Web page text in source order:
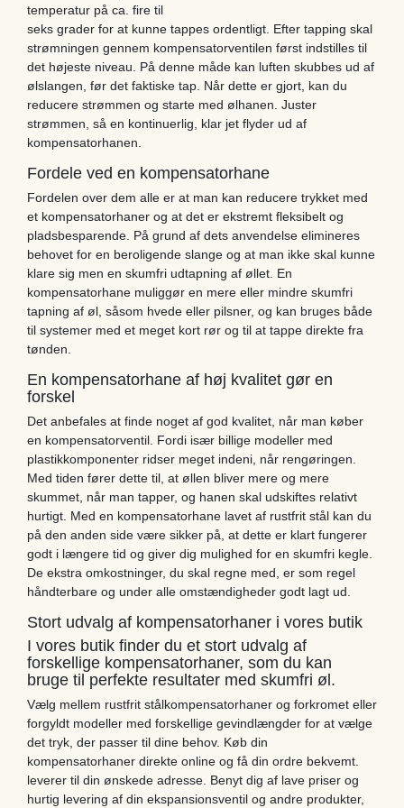
temperatur på ca. fire til
seks grader for at kunne tappes ordentligt. Efter tapping skal
strømningen gennem kompensatorventilen først indstilles til
det højeste niveau. På denne måde kan luften skubbes ud af
ølslangen, før det faktiske tap. Når dette er gjort, kan du
reducere strømmen og starte med ølhanen. Juster
strømmen, så en kontinuerlig, klar jet flyder ud af
kompensatorhanen.
Fordele ved en kompensatorhane
Fordelen over dem alle er at man kan reducere trykket med
et kompensatorhaner og at det er ekstremt fleksibelt og
pladsbesparende. På grund af dets anvendelse elimineres
behovet for en beroligende slange og at man ikke skal kunne
klare sig men en skumfri udtapning af øllet. En
kompensatorhane muliggør en mere eller mindre skumfri
tapning af øl, såsom hvede eller pilsner, og kan bruges både
til systemer med et meget kort rør og til at tappe direkte fra
tønden.
En kompensatorhane af høj kvalitet gør en
forskel
Det anbefales at finde noget af god kvalitet, når man køber
en kompensatorventil. Fordi især billige modeller med
plastikkomponenter ridser meget indeni, når rengøringen.
Med tiden fører dette til, at øllen bliver mere og mere
skummet, når man tapper, og hanen skal udskiftes relativt
hurtigt. Med en kompensatorhane lavet af rustfrit stål kan du
på den anden side være sikker på, at dette er klart fungerer
godt i længere tid og giver dig mulighed for en skumfri kegle.
De ekstra omkostninger, du skal regne med, er som regel
håndterbare og under alle omstændigheder godt lagt ud.
Stort udvalg af kompensatorhaner i vores butik
I vores butik finder du et stort udvalg af
forskellige kompensatorhaner, som du kan
bruge til perfekte resultater med skumfri øl.
Vælg mellem rustfrit stålkompensatorhaner og forkromet eller
forgyldt modeller med forskellige gevindlængder for at vælge
det tryk, der passer til dine behov. Køb din
kompensatorhaner direkte online og få din ordre bekvemt.
leverer til din ønskede adresse. Benyt dig af lave priser og
hurtig levering af din ekspansionsventil og andre produkter,